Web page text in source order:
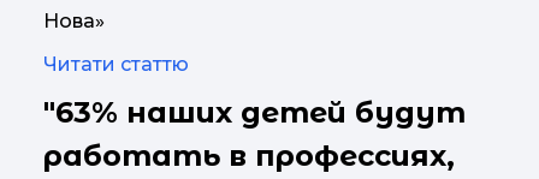
Нова»
Читати статтю
"63% наших детей будут
работать в профессиях,